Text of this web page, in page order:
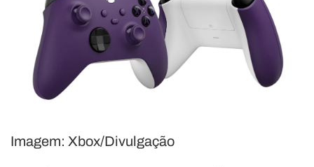
Imagem: Xbox/Divulgação